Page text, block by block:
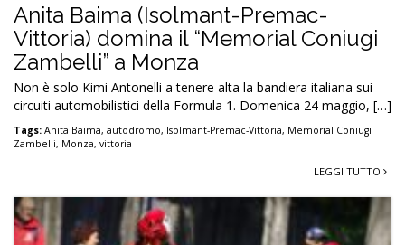
Anita Baima (Isolmant-Premac-
Vittoria) domina il “Memorial Coniugi
Zambelli” a Monza
Non è solo Kimi Antonelli a tenere alta la bandiera italiana sui
circuiti automobilistici della Formula 1. Domenica 24 maggio, […]
Tags: Anita Baima, autodromo, Isolmant-Premac-Vittoria, Memorial Coniugi
Zambelli, Monza, vittoria
LEGGI TUTTO